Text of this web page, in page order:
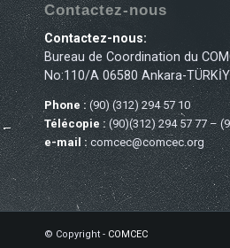
Contactez-nous
Contactez-nous:
Bureau de Coordination du
No:110/A 06580 Ankara-
Phone :(90) (312) 294 57 10
Télécopie :(90)(312) 294 57 77 –
e-mail :comcec@comcec.org
© Copyright - COMCEC